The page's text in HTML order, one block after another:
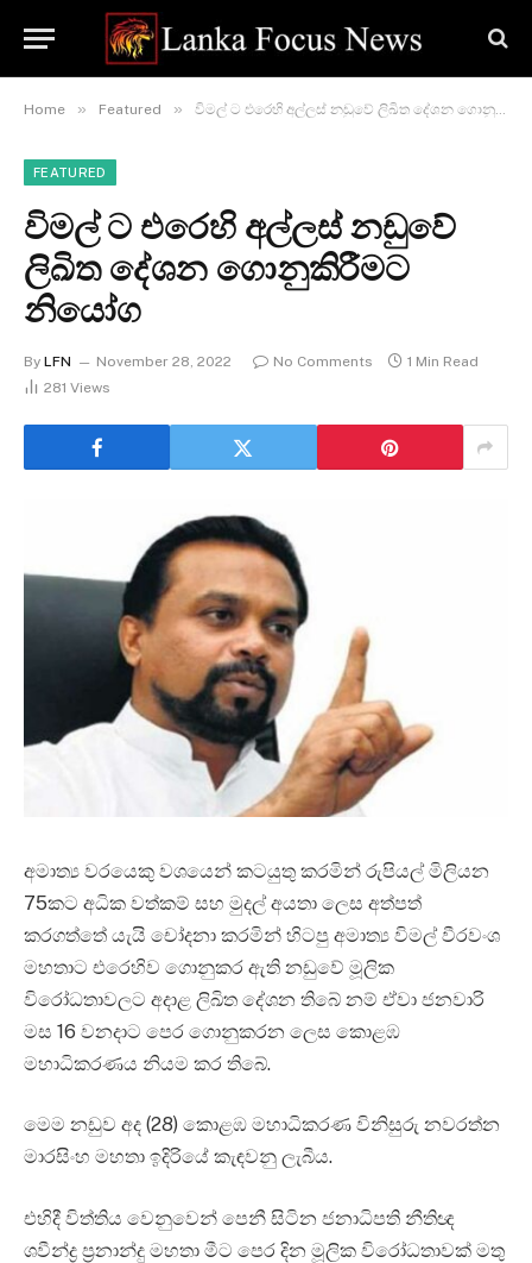
Home » Featured » විමල් ට එරෙහි අල්ලස් නඩුවේ ලිඛිත දේශන ගොනුකිරීමට නියෝග
FEATURED
විමල් ට එරෙහි අල්ලස් නඩුවේ
ලිඛිත දේශන ගොනුකිරීමට
නියෝග
By LFN November 28, 2022 No Comments
1 Min Read
281 Views
අමාත්‍ය වරයෙකු වශයෙන් කටයුතු කරමින් රුපියල් මිලියන
75කට අධික වත්කම් සහ මුදල් අයතා ලෙස අත්පත්
කරගත්තේ යැයි චෝදනා කරමින් හිටපු අමාත්‍ය විමල් වීරවංශ
මහතාට එරෙහිව ගොනුකර ඇති නඩුවේ මූලික
විරෝධතාවලට අදාළ ලිඛිත දේශන තිබේ නම් ඒවා ජනවාරි
මස 16 වනදාට පෙර ගොනුකරන ලෙස කොළඹ
මහාධිකරණය නියම කර තිබේ.
මෙම නඩුව අද (28) කොළඹ මහාධිකරණ විනිසුරු නවරත්න
මාරසිංහ මහතා ඉදිරියේ කැඳවනු ලැබීය.
එහිදී විත්තිය වෙනුවෙන් පෙනී සිටින ජනාධිපති නීතිඥ
ශවීන්ද්‍ර ප්‍රනාන්දු මහතා මීට පෙර දින මූලික විරෝධතාවක් මතු